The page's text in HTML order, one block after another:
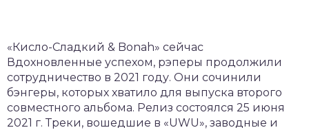
«Кисло-Сладкий & Bonah» сейчас
Вдохновленные успехом, рэперы продолжили
сотрудничество в 2021 году. Они сочинили
бэнгеры, которых хватило для выпуска второго
совместного альбома. Релиз состоялся 25 июня
2021 г. Треки, вошедшие в «UWU», заводные и